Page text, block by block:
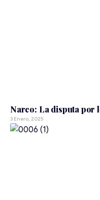
Narco: La disputa por
3 Enero, 2025